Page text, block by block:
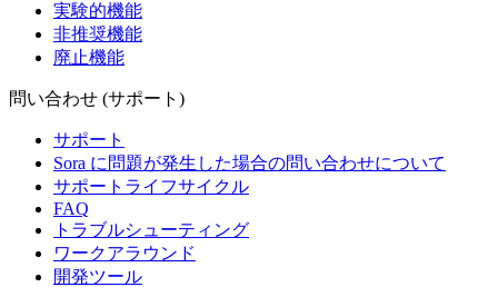
実験的機能
非推奨機能
廃止機能
問い合わせ (サポート)
サポート
Sora に問題が発生した場合の問い合わせについて
サポートライフサイクル
FAQ
トラブルシューティング
ワークアラウンド
開発ツール